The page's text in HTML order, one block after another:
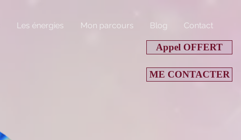
Appel OFFERT
ME CONTACTER
Les énergies Mon parcours Blog Contact